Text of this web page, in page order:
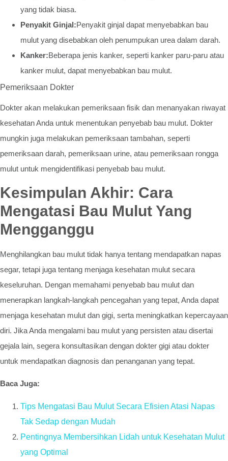
yang tidak biasa.
Penyakit Ginjal:Penyakit ginjal dapat menyebabkan bau
mulut yang disebabkan oleh penumpukan urea dalam darah.
Kanker:Beberapa jenis kanker, seperti kanker paru-paru atau
kanker mulut, dapat menyebabkan bau mulut.
Pemeriksaan Dokter
Dokter akan melakukan pemeriksaan fisik dan menanyakan riwayat
kesehatan Anda untuk menentukan penyebab bau mulut. Dokter
mungkin juga melakukan pemeriksaan tambahan, seperti
pemeriksaan darah, pemeriksaan urine, atau pemeriksaan rongga
mulut untuk mengidentifikasi penyebab bau mulut.
Kesimpulan Akhir: Cara
Mengatasi Bau Mulut Yang
Mengganggu
Menghilangkan bau mulut tidak hanya tentang mendapatkan napas
segar, tetapi juga tentang menjaga kesehatan mulut secara
keseluruhan. Dengan memahami penyebab bau mulut dan
menerapkan langkah-langkah pencegahan yang tepat, Anda dapat
menjaga kesehatan mulut dan gigi, serta meningkatkan kepercayaan
diri. Jika Anda mengalami bau mulut yang persisten atau disertai
gejala lain, segera konsultasikan dengan dokter gigi atau dokter
untuk mendapatkan diagnosis dan penanganan yang tepat.
Baca Juga:
Tips Mengatasi Bau Mulut Secara Efisien Atasi Napas
Tak Sedap dengan Mudah
Pentingnya Membersihkan Lidah untuk Kesehatan Mulut
yang Optimal